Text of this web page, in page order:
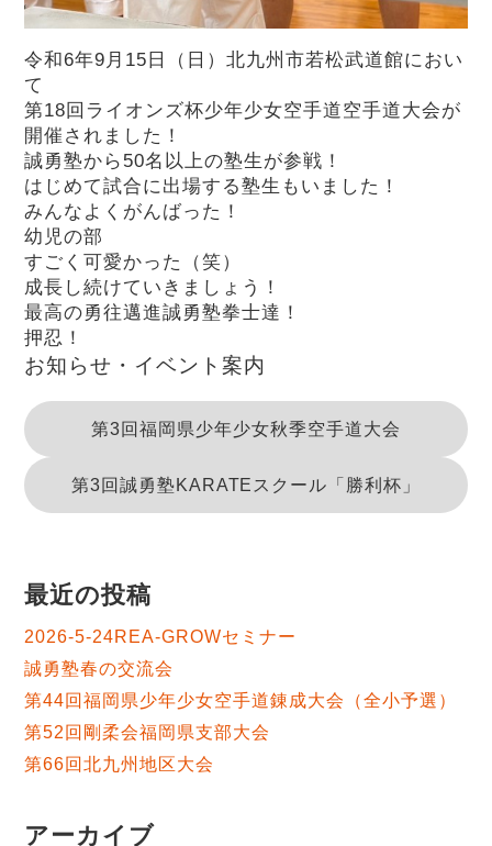
令和6年9月15日（日）北九州市若松武道館におい
て
第18回ライオンズ杯少年少女空手道空手道大会が
開催されました！
誠勇塾から50名以上の塾生が参戦！
はじめて試合に出場する塾生もいました！
みんなよくがんばった！
幼児の部
すごく可愛かった（笑）
成長し続けていきましょう！
最高の勇往邁進誠勇塾拳士達！
押忍！
お知らせ・イベント案内
第3回福岡県少年少女秋季空手道大会
第3回誠勇塾KARATEスクール「勝利杯」
最近の投稿
2026-5-24REA-GROWセミナー
誠勇塾春の交流会
第44回福岡県少年少女空手道錬成大会（全小予選）
第52回剛柔会福岡県支部大会
第66回北九州地区大会
アーカイブ